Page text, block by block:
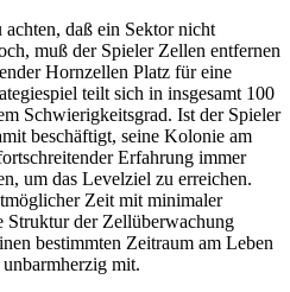
achten, daß ein Sektor nicht
muß der Spieler Zellen entfernen
Hornzellen Platz für eine
teilt sich in insgesamt 100
Schwierigkeitsgrad. Ist der Spieler
beschäftigt, seine Kolonie am
Erfahrung immer
um das Levelziel zu erreichen.
Zeit mit minimaler
Struktur der Zellüberwachung
bestimmten Zeitraum am Leben
mit.